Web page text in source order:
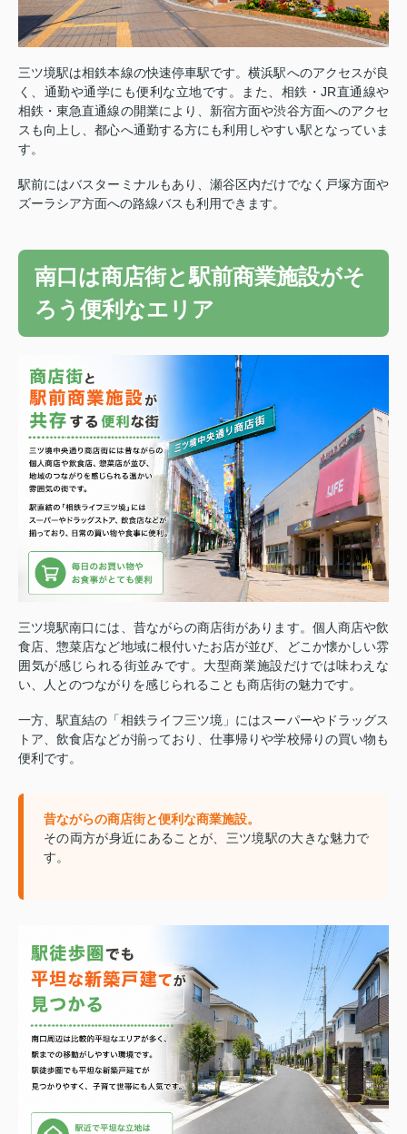
三ツ境駅は相鉄本線の快速停車駅です。横浜駅へのアクセスが良
く、通勤や通学にも便利な立地です。また、相鉄・JR直通線や
相鉄・東急直通線の開業により、新宿方面や渋谷方面へのアクセ
スも向上し、都心へ通勤する方にも利用しやすい駅となっていま
す。
駅前にはバスターミナルもあり、瀬谷区内だけでなく戸塚方面や
ズーラシア方面への路線バスも利用できます。
南口は商店街と駅前商業施設がそ
ろう便利なエリア
三ツ境駅南口には、昔ながらの商店街があります。 個人商店や飲
食店、惣菜店など地域に根付いたお店が並び、どこか懐かしい雰
囲気が感じられる街並みです。大型商業施設だけでは味わえな
い、人とのつながりを感じられることも商店街の魅力です。
一方、駅直結の「相鉄ライフ三ツ境」にはスーパーやドラッグス
トア、飲食店などが揃っており、仕事帰りや学校帰りの買い物も
便利です。
昔ながらの商店街と便利な商業施設。
その両方が身近にあることが、三ツ境駅の大きな魅力で
す。